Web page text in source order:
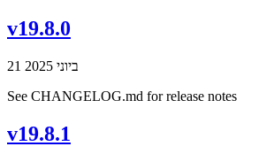
v19.8.0
21 ביוני 2025
See CHANGELOG.md for release notes
v19.8.1